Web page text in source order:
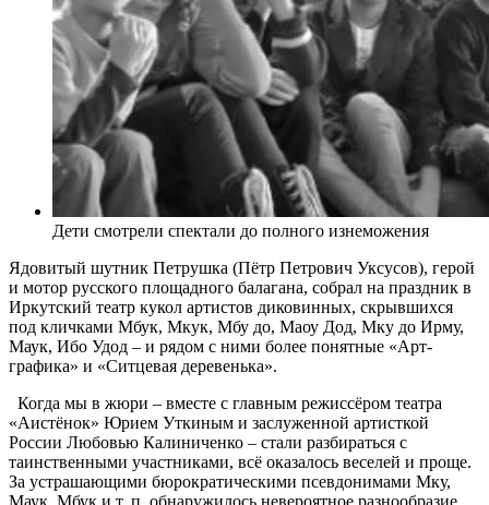
Дети смотрели спектали до полного изнеможения
Ядовитый шутник Петрушка (Пётр Петрович Уксусов), герой
и мотор русского площадного балагана, собрал на праздник в
Иркутский театр кукол артистов диковинных, скрывшихся
под кличками Мбук, Мкук, Мбу до, Маоу Дод, Мку до Ирму,
Маук, Ибо Удод – и рядом с ними более понятные «Арт-
графика» и «Ситцевая деревенька».
Когда мы в жюри – вместе с главным режиссёром театра
«Аистёнок» Юрием Уткиным и заслуженной артисткой
России Любовью Калиниченко – стали разбираться с
таинственными участниками, всё оказалось веселей и проще.
За устрашающими бюрократическими псевдонимами Мку,